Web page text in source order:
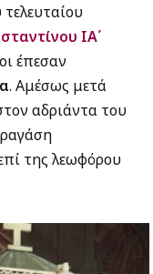
ΙΑ΄
έπεσαν
. Αμέσως μετά
αδριάντα του
της λεωφόρου